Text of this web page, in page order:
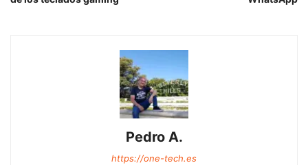
Pedro A.
https://one-tech.es